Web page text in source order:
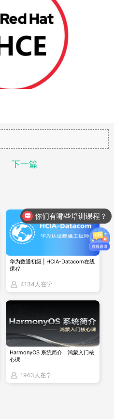
组织以及后续的证书颁发等工
考生需要了解最新的考试时间安
考试时间段供考生选择，例如工
生需要填写预约信息。这些信
考试科目以及所选的考试时间
缴纳考试费用。考试费用的具
不同而有所差异。考生可以通
下一篇
华为数通初级 | HCIA-Datacom在线
课程
4134人在学
HarmonyOS 系统简介：鸿蒙入门核
心课
1943人在学
你们有哪些培训课程？